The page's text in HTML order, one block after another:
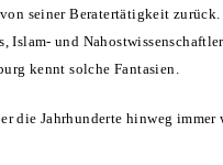
seiner Beratertätigkeit
Islam- und
kennt solche Fantasien.
die Jahrhunderte hinweg